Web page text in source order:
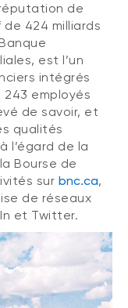
de
424 milliards
est l’un
intégrés
243 employés
de savoir, et
qualités
l’égard de la
Bourse de
sur bnc.ca,
de réseaux
et Twitter.